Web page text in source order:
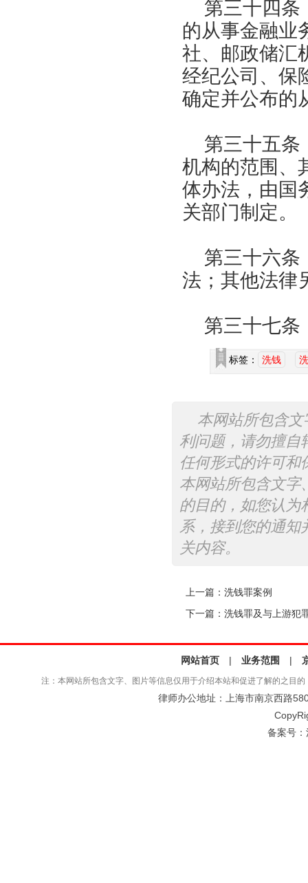
第三十四
的从事金融业
社、邮政储汇
经纪公司、保
确定并公布的
第三十五
机构的范围、
体办法，由国
关部门制定。
第三十六
法；其他法律
第三十七
标签： 洗钱
本网站所包含
利问题，请勿擅自
任何形式的许可和
本网站所包含文字
的目的，如您认为
系，接到您的通知
关内容。
上一篇： 洗钱罪案例
下一篇： 洗钱罪及与上游犯
网站首页 | 业务范围 |
注：本网站所包含文字、图片等信息仅用于介绍本站和促进了解的之目
律师办公地址：上海市南京西路
备案号：